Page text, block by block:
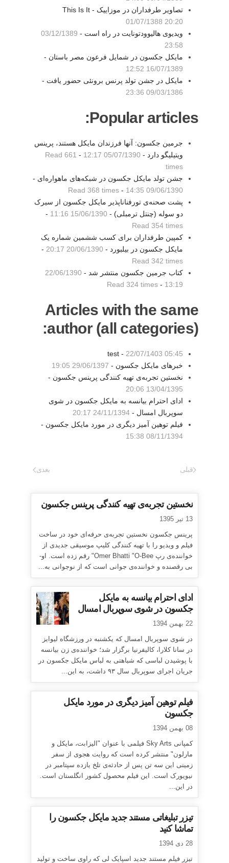
تصاویر طرفداران در موزاییک This Is It -
01/07/1388 20:20
ویدیوی هالیوودتونایت در راه است - 03/12/1389
23:58
مایکل جکسون در شمایل فرعون مصر باستان -
16/07/1389 12:52
مایکل در جشن تولد پرنس برونئی حضور یافت -
09/03/1386 23:36
Popular articles:
جرمین جکسون: آنها فرزندان مایکل هستند، پرینس
ویتیلیگو دارد - 05/07/1390 12:17
-
Read 661
times
جشن تولد مایکل جکسون در شبکه‌های ماهواره‌ای -
09/06/1390 14:35
-
Read 368 times
پشت صحنه‌ی تورفناناپذیر مایکل جکسون از سیرک
دو سوله (چنتل ترمبلی) - 15/06/1390 11:16
-
Read 354 times
کمپین طرفداران برای کسب ششمین شماره یک
مایکل جکسون در بیلبورد - 20/06/1390 20:17
-
Read 342 times
کتاب جرمین جکسون منتشر شد - 22/06/1390
13:19
-
Read 324 times
Articles with the same
author (all categories):
test -22/07/1403 05:45
خبرهای مایکل جکسون - 29/06/1397 19:05
نخستین تجربه‌ی تهیه کنندگی پرینس جکسون -
13/04/1395 20:06
ادای احترام بیانسه به مایکل جکسون در شوی
سوپربال امسال - 24/11/1394 20:17
فیلم توهین آمیز دیگری در مورد مایکل جکسون -
08/11/1394 15:38
قبلی بعدی
نخستین تجربه‌ی تهیه کنندگی پرینس جکسون
13 تیر 1395
پرینس جکسون نخستین تجربه‌ی حرفه‌ای خود در ساخت
فیلم و ویدیو را با تهیه کنندگی کلیپ موسیقی جدیدی از
خواننده‌ی رپ Omer Bhatti "O-Bee" رقم زده است. او-
بی رقصنده و خواننده‌ی جوانی است که از نوجوانی به...
ادای احترام بیانسه به مایکل
جکسون در شوی سوپربال امسال
22 بهمن 1394
در شوی سوپربال امسال که یکشنبه در ورزشگاه لیوایز
در سانا کلارا، کالیفرنیا برگزار شد؛ خواننده‌ی زن بیانسه
با پوشیدن لباسی که شباهتی به لباس مایکل جکسون در
جریان اجرای سوپربال سال ۹۳ داشت، به این...
فیلم توهین آمیز دیگری در مورد مایکل
جکسون
08 بهمن 1394
کمپانی Sky Arts فیلمی با عنوان "الیزابت، مایکل و
مارلون" منتشر کرده است که روایت هجوی از سفر
زمینی این سه تن پس از حادثه‌ی تلخ یازده سپتامبر در
نیویورک است. این فیلم محصول کشور انگلستان است.
در این...
تیزر تبلیغاتی مستند جدید مایکل جکسون را
تماشا کنید
28 دی 1394
تیزر فیلم مستند جدید اسپایک لی که راوی ساخت و تولید